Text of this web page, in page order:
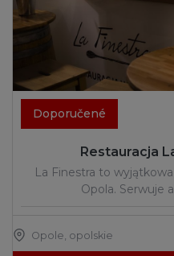
Doporučené
Restauracja
La Finestra to
Opola. Serwuje
Opole opolskie